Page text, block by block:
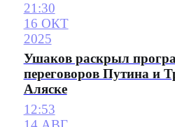
21:30
16 ОКТ
2025
Ушаков раскрыл
переговоров Путина и
Аляске
12:53